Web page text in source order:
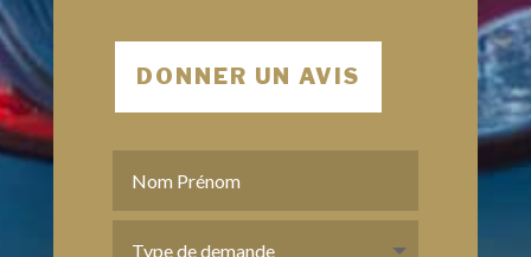
DONNER UN AVIS